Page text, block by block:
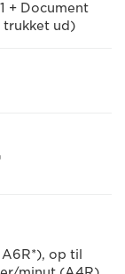
+ Document
trukket ud)
op til